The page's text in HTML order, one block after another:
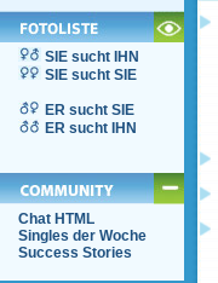
SIE sucht IHN
SIE sucht SIE
ER sucht SIE
ER sucht IHN
Chat HTML
Singles der Woche
Success Stories